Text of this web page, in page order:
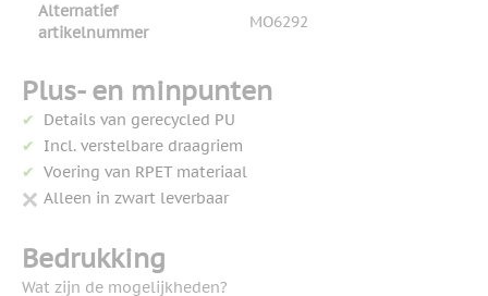
Alternatief
artikelnummer
MO6292
Plus- en minpunten
Details van gerecycled PU
Incl. verstelbare draagriem
Voering van RPET materiaal
Alleen in zwart leverbaar
Bedrukking
Wat zijn de mogelijkheden?